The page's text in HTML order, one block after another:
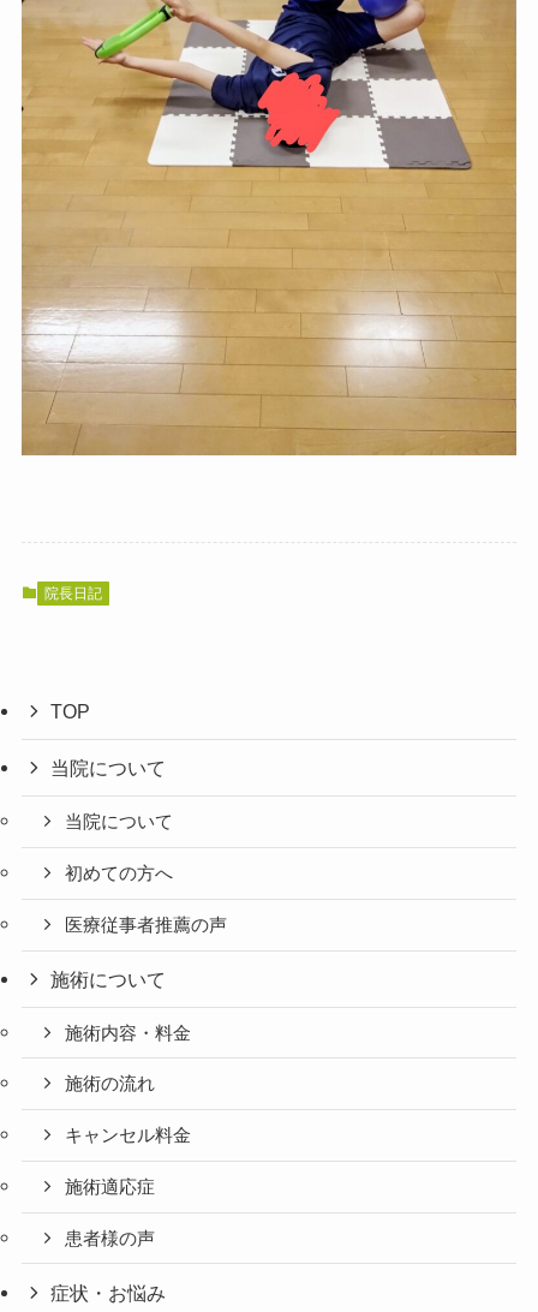
院長日記
TOP
当院について
当院について
初めての方へ
医療従事者推薦の声
施術について
施術内容・料金
施術の流れ
キャンセル料金
施術適応症
患者様の声
症状・お悩み